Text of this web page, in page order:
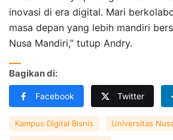
inovasi di era digital. Mari
masa depan yang lebih mandiri
Nusa Mandiri,” tutup Andry.
Bagikan di:
Facebook Twitter
Kampus Digital Bisnis Universitas